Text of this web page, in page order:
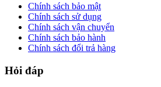
Chính sách bảo mật
Chính sách sử dụng
Chính sách vận chuyển
Chính sách bảo hành
Chính sách đổi trả hàng
Hỏi đáp